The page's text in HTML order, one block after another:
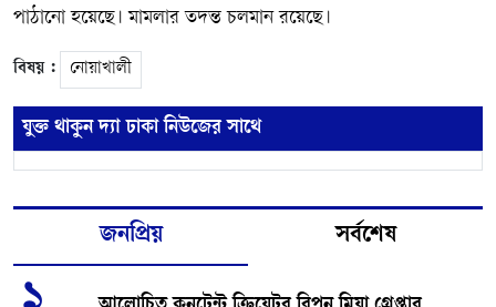
পাঠানো হয়েছে। মামলার তদন্ত চলমান রয়েছে।
বিষয় : নোয়াখালী
যুক্ত থাকুন দ্যা ঢাকা নিউজের সাথে
জনপ্রিয় সর্বশেষ